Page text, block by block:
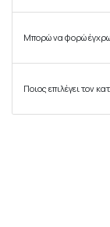
Μπορώ να φορώ
Ποιος επιλέγει τον